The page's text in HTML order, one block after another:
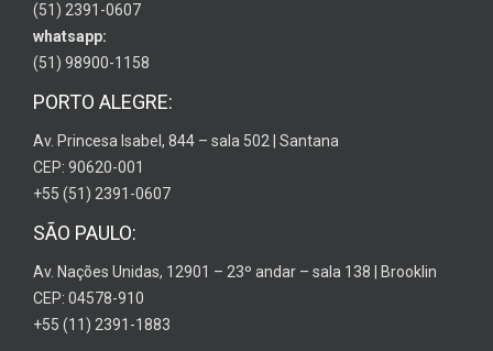
(51) 2391-0607
whatsapp:
(51) 98900-1158
PORTO ALEGRE:
Av. Princesa Isabel, 844 – sala 502 | Santana
CEP: 90620-001
+55 (51) 2391-0607
SÃO PAULO:
Av. Nações Unidas, 12901 – 23º andar – sala 138 | Brooklin
CEP: 04578-910
+55 (11) 2391-1883